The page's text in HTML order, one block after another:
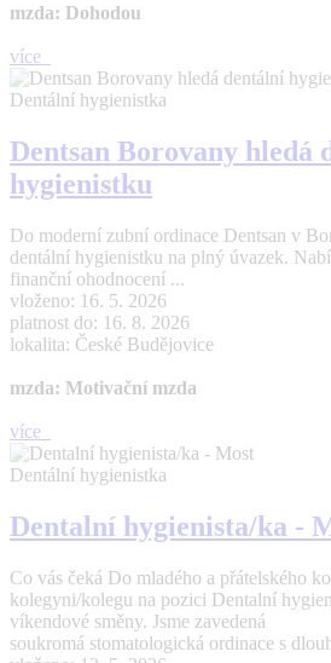
mzda: Dohodou
více
Dentální hygienistka
Dentsan Borovany hledá
hygienistku
Do moderní zubní ordinace Dentsan v
dentální hygienistku na plný úvazek.
finanční ohodnocení ...
vloženo: 16. 5. 2026
platnost do: 16. 8. 2026
lokalita: České Budějovice
mzda: Motivační mzda
více
Dentální hygienistka
Dentalní hygienista/ka -
Co vás čeká Do mladého a přátelského
kolegyni/kolegu na pozici Dentalní
víkendové směny. Jsme zavedená
soukromá stomatologická ordinace s